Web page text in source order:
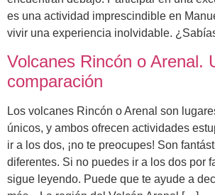
es una actividad imprescindible en
vivir una experiencia inolvidable.
Volcanes Rincón o Arenal.
comparación
Los volcanes Rincón o Arenal son
únicos, y ambos ofrecen actividades
ir a los dos, ¡no te preocupes! Son
diferentes. Si no puedes ir a los dos por
sigue leyendo. Puede que te ayude a